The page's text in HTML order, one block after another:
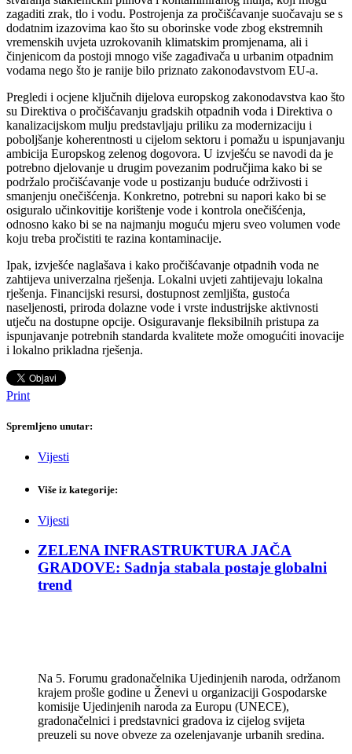
zagaditi ​​zrak, tlo i vodu. Postrojenja za pročišćavanje suočavaju se s
dodatnim izazovima kao što su oborinske vode zbog ekstremnih
vremenskih uvjeta uzrokovanih klimatskim promjenama, ali i
činjenicom da postoji mnogo više zagađivača u urbanim otpadnim
vodama nego što je ranije bilo priznato zakonodavstvom EU-a.
Pregledi i ocjene ključnih dijelova europskog zakonodavstva kao što
su Direktiva o pročišćavanju gradskih otpadnih voda i Direktiva o
kanalizacijskom mulju predstavljaju priliku za modernizaciju i
poboljšanje koherentnosti u cijelom sektoru i pomažu u ispunjavanju
ambicija Europskog zelenog dogovora. U izvješću se navodi da je
potrebno djelovanje u drugim povezanim područjima kako bi se
podržalo pročišćavanje vode u postizanju buduće održivosti i
smanjenju onečišćenja. Konkretno, potrebni su napori kako bi se
osiguralo učinkovitije korištenje vode i kontrola onečišćenja,
odnosno kako bi se na najmanju moguću mjeru sveo volumen vode
koju treba pročistiti te razina kontaminacije.
Ipak, izvješće naglašava i kako pročišćavanje otpadnih voda ne
zahtijeva univerzalna rješenja. Lokalni uvjeti zahtijevaju lokalna
rješenja. Financijski resursi, dostupnost zemljišta, gustoća
naseljenosti, priroda dolazne vode i vrste industrijske aktivnosti
utječu na dostupne opcije. Osiguravanje fleksibilnih pristupa za
ispunjavanje potrebnih standarda kvalitete može omogućiti inovacije
i lokalno prikladna rješenja.
Print
Spremljeno unutar:
Vijesti
Više iz kategorije:
Vijesti
ZELENA INFRASTRUKTURA JAČA
GRADOVE: Sadnja stabala postaje globalni
trend
Na 5. Forumu gradonačelnika Ujedinjenih naroda, održanom
krajem prošle godine u Ženevi u organizaciji Gospodarske
komisije Ujedinjenih naroda za Europu (UNECE),
gradonačelnici i predstavnici gradova iz cijelog svijeta
preuzeli su nove obveze za ozelenjavanje urbanih sredina.